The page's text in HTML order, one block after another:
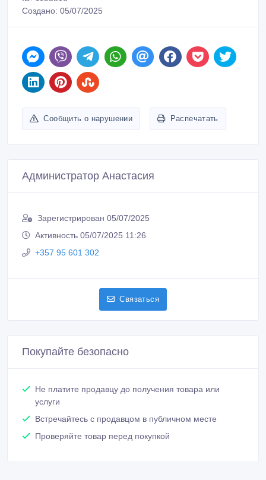
Создано: 05/07/2025
Сообщить о нарушении Распечатать
Администратор Анастасия
Зарегистрирован 05/07/2025
Активность 05/07/2025 11:26
+357 95 601 302
Связаться
Покупайте безопасно
Не платите продавцу до получения товара или
услуги
Встречайтесь с продавцом в публичном месте
Проверяйте товар перед покупкой